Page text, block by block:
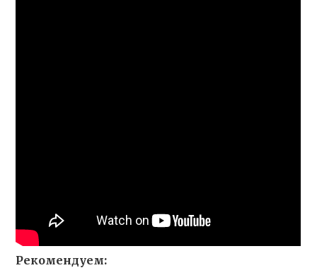
Рекомендуем: